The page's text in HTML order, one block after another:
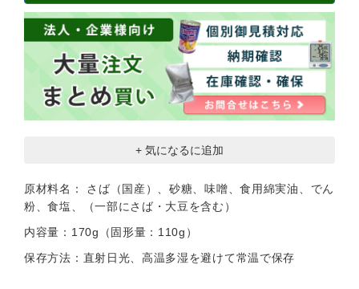
+ 気になるに追加
原材料名： さば（国産）、砂糖、味噌、食用綿実油、でん
粉、食塩、（一部にさば・大豆を含む）
内容量：170g（固形量：110g）
保存方法：直射日光、高温多湿を避けて常温で保存